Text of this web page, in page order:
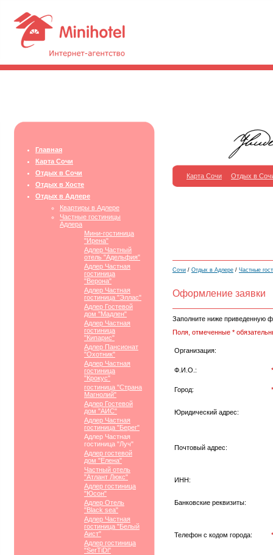
Главная
Карта Сочи
Отдых в Сочи
Отдых в Хосте
Отдых в Адлере
Квартиры в Адлере
Частные гостиницы
Адлера
Мини-гостиница
"Ирена"
Адлер Частный
отель "Адельфия"
Адлер Частная
гостиница
"Верона"
Адлер Частная
гостиница "Эллас"
Адлер Гостевой
дом "Мадлен"
Адлер Частная
гостиница
"Кипарис"
Адлер Пансионат
"Охотник"
Адлер Частная
гостиница
"Крокус"
гостиница "Страна
Магнолий"
Адлер Гостевой
дом "АИС"
Адлер Частная
гостиница "Берег"
Адлер Частная
гостиница "Луч"
Адлер гостевой
дом "Елена"
Частный отель
"Атлант Люкс"
Адлер гостиница
"Юсон"
Адлер Отель
"Black sea"
Адлер Частная
гостиница "Белый
Аист"
Адлер гостиница
"SerTiDi"
Карта Сочи Отдых в
Сочи / Отдых в Адлере / Частные
Оформление заявки
Заполните ниже приведенную
Поля, отмеченные *
Организация:
Ф.И.О.: *
Город: *
Юридический адрес:
Почтовый адрес:
ИНН:
Банковские реквизиты:
Телефон с кодом города: *